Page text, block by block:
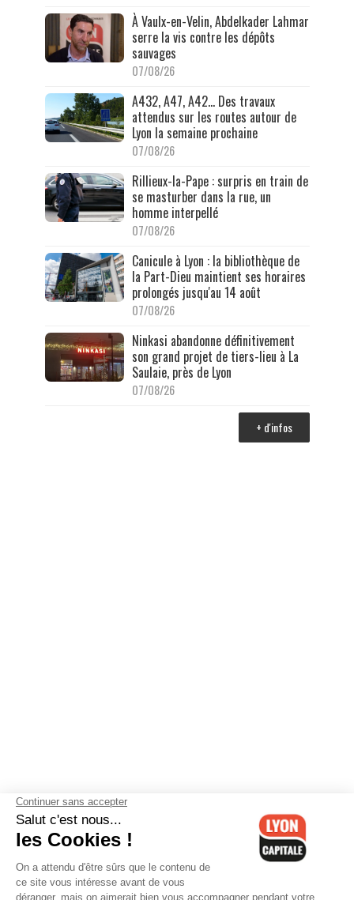
À Vaulx-en-Velin, Abdelkader Lahmar
serre la vis contre les dépôts
sauvages
07/08/26
A432, A47, A42… Des travaux
attendus sur les routes autour de
Lyon la semaine prochaine
07/08/26
Rillieux-la-Pape : surpris en train de
se masturber dans la rue, un
homme interpellé
07/08/26
Canicule à Lyon : la bibliothèque de
la Part-Dieu maintient ses horaires
prolongés jusqu'au 14 août
07/08/26
Ninkasi abandonne définitivement
son grand projet de tiers-lieu à La
Saulaie, près de Lyon
07/08/26
+ d'infos